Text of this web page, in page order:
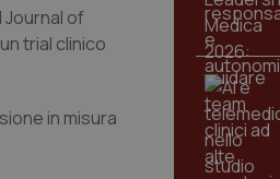
of
trial clinico
in misura